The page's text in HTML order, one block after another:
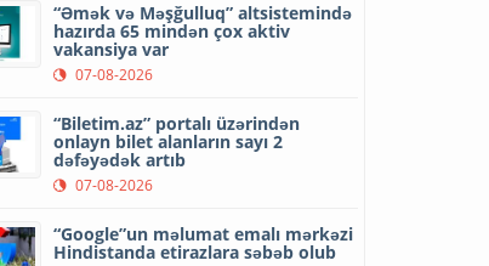
“Əmək və Məşğulluq” altsistemində
hazırda 65 mindən çox aktiv
vakansiya var
07-08-2026
“Biletim.az” portalı üzərindən
onlayn bilet alanların sayı 2
dəfəyədək artıb
07-08-2026
“Google”un məlumat emalı mərkəzi
Hindistanda etirazlara səbəb olub